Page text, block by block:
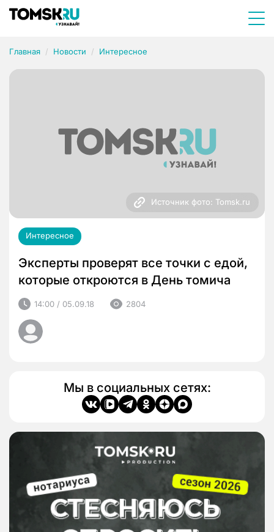
Главная Новости Интересное
Источник фото: Tomsk.ru
Интересное
Эксперты проверят все точки с едой,
которые откроются в День томича
14:00 / 05.09.18 2804
Мы в социальных сетях: